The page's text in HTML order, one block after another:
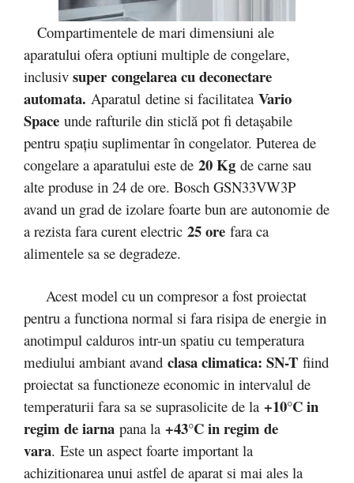
Compartimentele de mari dimensiuni ale
aparatului ofera optiuni multiple de congelare,
inclusiv super congelarea cu deconectare
automata. Aparatul detine si facilitatea Vario
Space unde rafturile din sticlă pot fi detașabile
pentru spațiu suplimentar în congelator. Puterea de
congelare a aparatului este de 20 Kg de carne sau
alte produse in 24 de ore. Bosch GSN33VW3P
avand un grad de izolare foarte bun are autonomie de
a rezista fara curent electric 25 ore fara ca
alimentele sa se degradeze.
Acest model cu un compresor a fost proiectat
pentru a functiona normal si fara risipa de energie in
anotimpul calduros intr-un spatiu cu temperatura
mediului ambiant avand clasa climatica: SN-T fiind
proiectat sa functioneze economic in intervalul de
temperaturii fara sa se suprasolicite de la +10°C in
regim de iarna pana la +43°C in regim de
vara. Este un aspect foarte important la
achizitionarea unui astfel de aparat si mai ales la